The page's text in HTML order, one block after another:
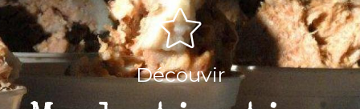
Découvir